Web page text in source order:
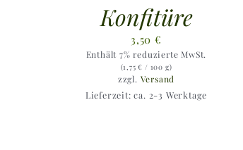
Konfitüre
3,50€
Enthält 7% reduzierte MwSt.
(1,75€ / 100 g)
zzgl. Versand
Lieferzeit: ca. 2-3 Werktage